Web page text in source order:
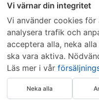
Vi värnar din integritet
Vi använder cookies
analysera trafik och
acceptera alla, neka
ska vara aktiva.
Läs mer i vår
Neka alla
Sveriges
Kontakta KCR
Om KCR/
Garantier
Teknik / Begagnad